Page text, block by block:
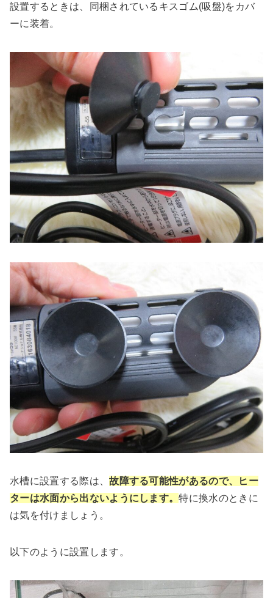
設置するときは、同梱されているキスゴム(吸盤)をカバ
ーに装着。
水槽に設置する際は、故障する可能性があるので、ヒー
ターは水面から出ないようにします。特に換水のときに
は気を付けましょう。
以下のように設置します。